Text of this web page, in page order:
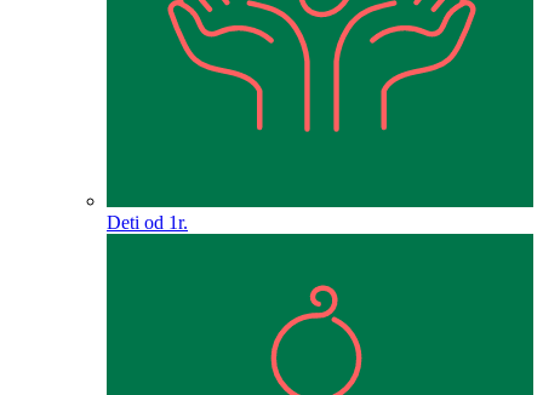
Deti od 1r.